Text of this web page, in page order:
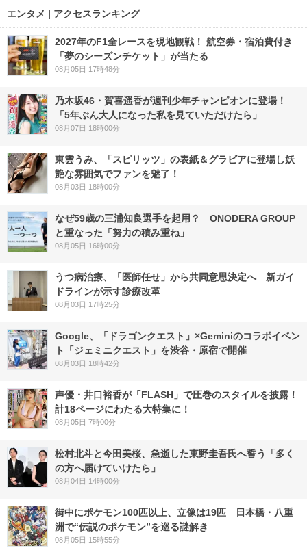
エンタメ | アクセスランキング
2027年のF1全レースを現地観戦！ 航空券・宿泊費付き
「夢のシーズンチケット」が当たる
08月05日 17時48分
乃木坂46・賀喜遥香が週刊少年チャンピオンに登場！
「5年ぶん大人になった私を見ていただけたら」
08月07日 18時00分
東雲うみ、「スピリッツ」の表紙＆グラビアに登場し妖
艶な雰囲気でファンを魅了！
08月03日 18時00分
なぜ59歳の三浦知良選手を起用？ ONODERA GROUP
と重なった「努力の積み重ね」
08月05日 16時00分
うつ病治療、「医師任せ」から共同意思決定へ 新ガイ
ドラインが示す診療改革
08月03日 17時25分
Google、「ドラゴンクエスト」×Geminiのコラボイベン
ト「ジェミニクエスト」を渋谷・原宿で開催
08月03日 18時42分
声優・井口裕香が「FLASH」で圧巻のスタイルを披露！
計18ページにわたる大特集に！
08月05日 7時00分
松村北斗と今田美桜、急逝した東野圭吾氏へ誓う「多く
の方へ届けていけたら」
08月04日 14時00分
街中にポケモン100匹以上、立像は19匹 日本橋・八重
洲で“伝説のポケモン”を巡る謎解き
08月05日 15時55分